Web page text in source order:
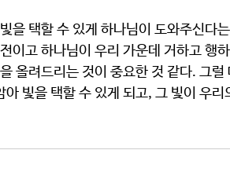
을 택할 수 있게 하나님이 도와주신다
이고 하나님이 우리 가운데 거하고 행
올려드리는 것이 중요한 것 같다. 그
빛을 택할 수 있게 되고, 그 빛이 우